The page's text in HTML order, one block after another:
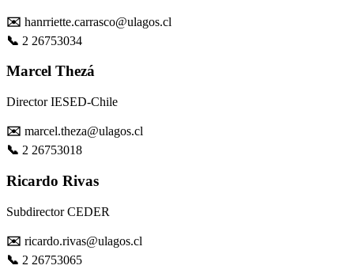
✉️ hanrriette.carrasco@ulagos.cl
📞 2 26753034
Marcel Thezá
Director IESED-Chile
✉️ marcel.theza@ulagos.cl
📞 2 26753018
Ricardo Rivas
Subdirector CEDER
✉️ ricardo.rivas@ulagos.cl
📞 2 26753065